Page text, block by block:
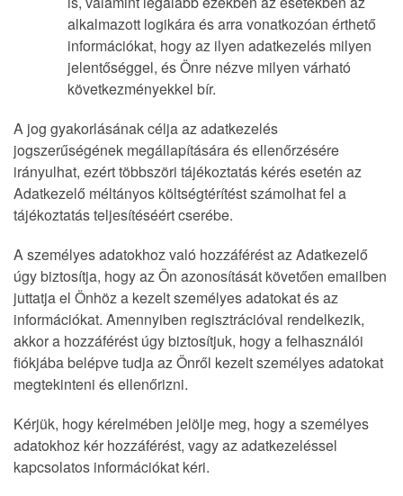
alkalmazott logikára és arra vonatkozóan érthető
információkat, hogy az ilyen adatkezelés milyen
jelentőséggel, és Önre nézve milyen várható
következményekkel bír.
A jog gyakorlásának célja az adatkezelés
jogszerűségének megállapítására és ellenőrzésére
irányulhat, ezért többszöri tájékoztatás kérés esetén az
Adatkezelő méltányos költségtérítést számolhat fel a
tájékoztatás teljesítéséért cserébe.
A személyes adatokhoz való hozzáférést az Adatkezelő
úgy biztosítja, hogy az Ön azonosítását követően emailben
juttatja el Önhöz a kezelt személyes adatokat és az
információkat. Amennyiben regisztrációval rendelkezik,
akkor a hozzáférést úgy biztosítjuk, hogy a felhasználói
fiókjába belépve tudja az Önről kezelt személyes adatokat
megtekinteni és ellenőrizni.
Kérjük, hogy kérelmében jelölje meg, hogy a személyes
adatokhoz kér hozzáférést, vagy az adatkezeléssel
kapcsolatos információkat kéri.